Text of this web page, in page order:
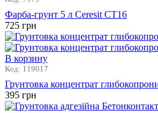
В корзину
Код: 7979
Фарба-грунт 5 л Ceresit CT16
725 грн
В корзину
Код: 119017